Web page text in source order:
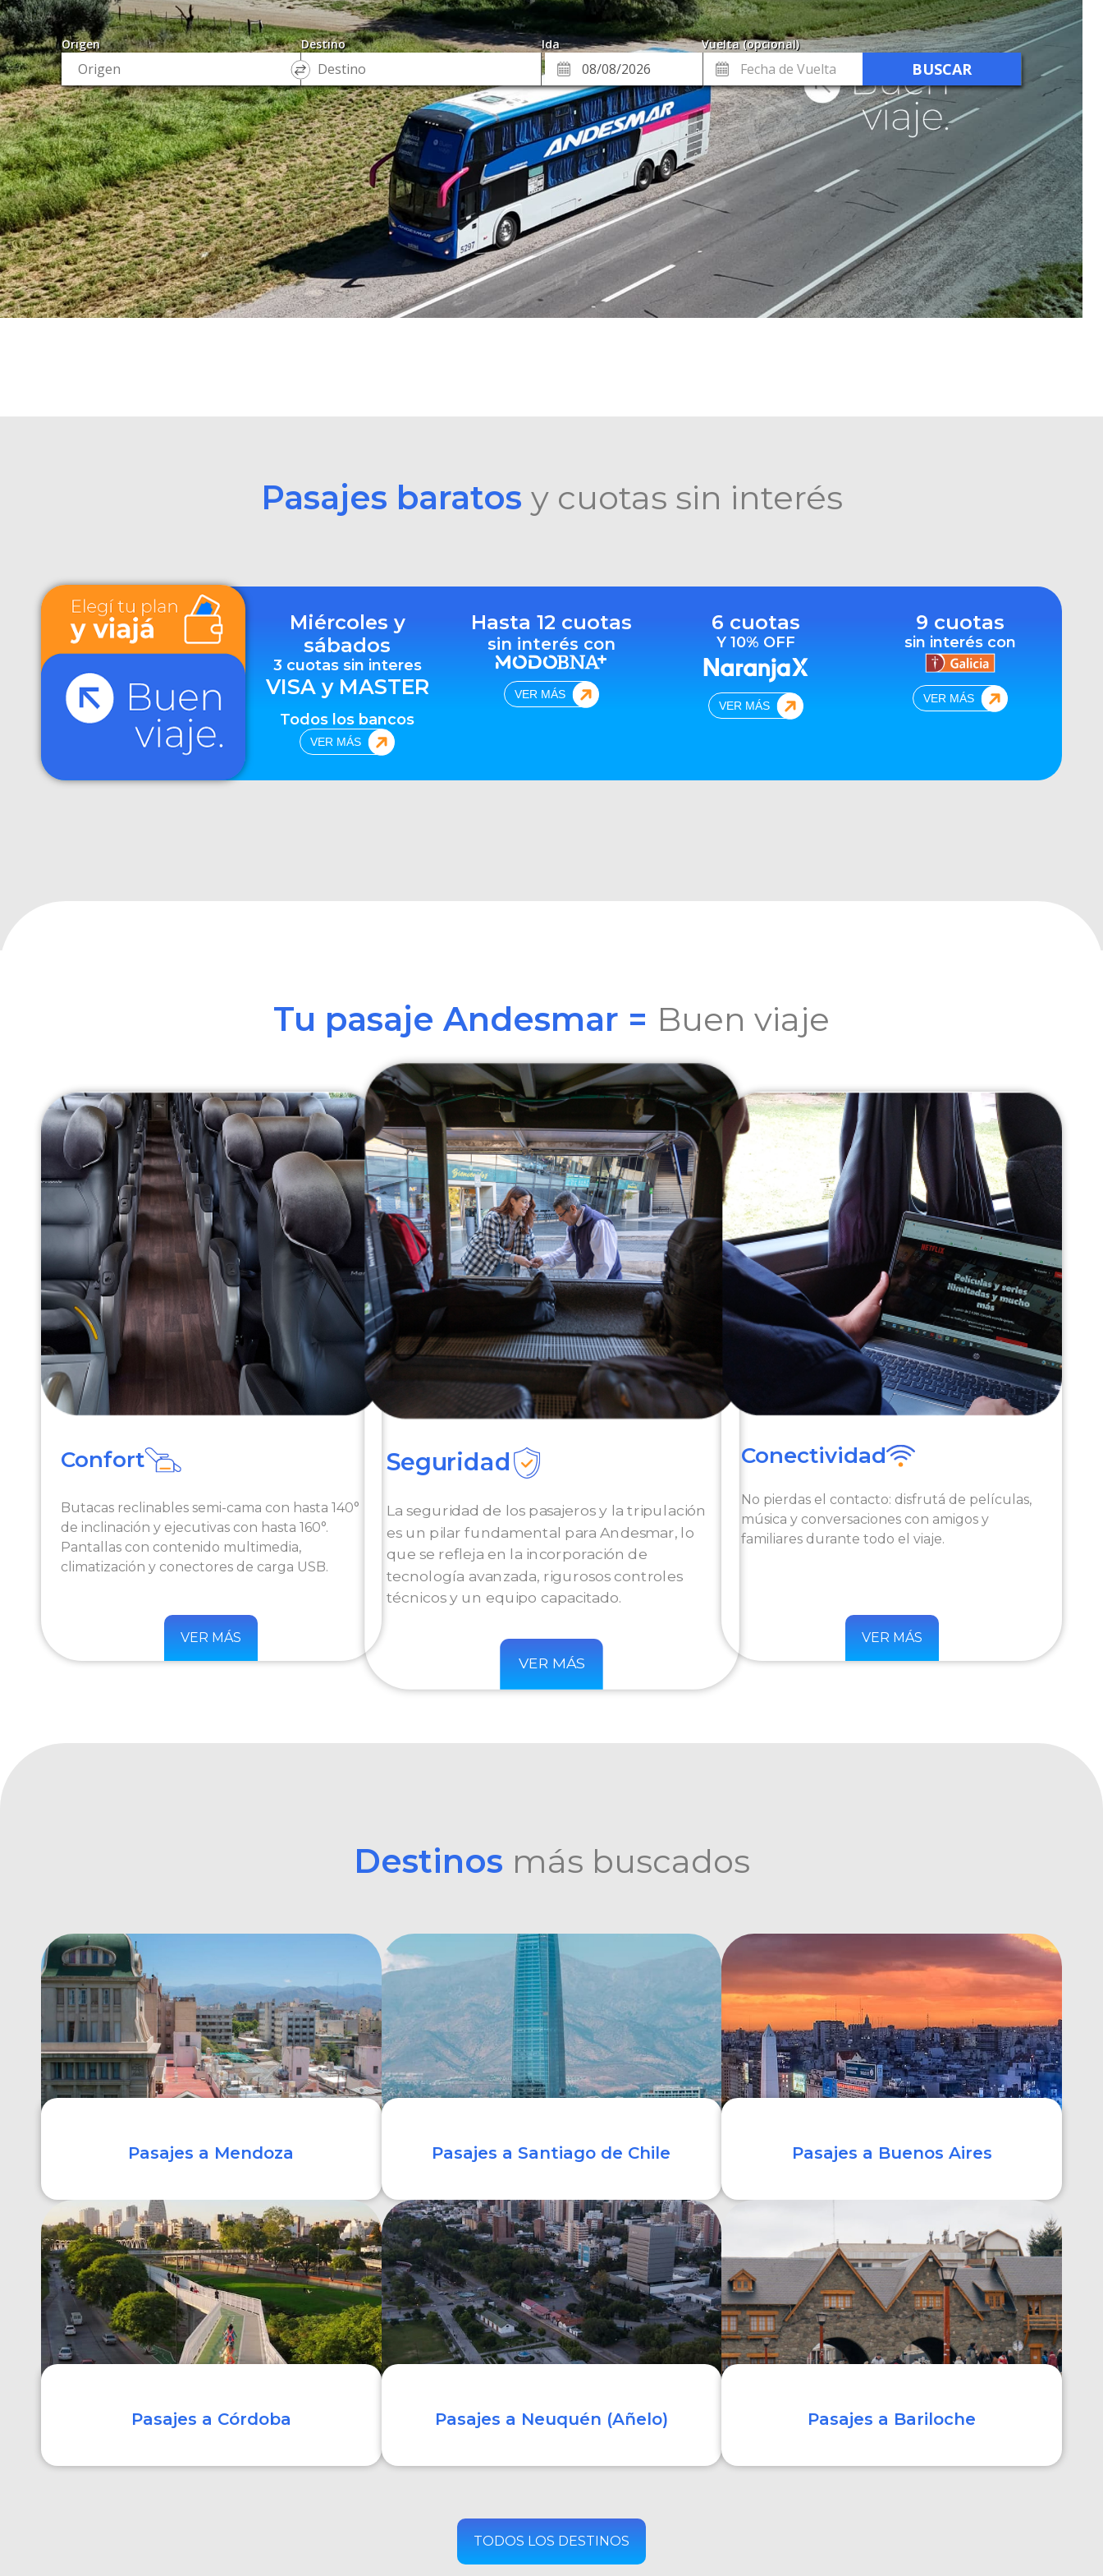
Pasajes baratos y cuotas sin interés
Miércoles y
sábados
3 cuotas sin interes
VISA y MASTER
Todos los bancos
VER MÁS
Hasta 12 cuotas
sin interés con
VER MÁS
6 cuotas
Y 10% OFF
VER MÁS
9 cuotas
sin interés con
VER MÁS
Tu pasaje Andesmar = Buen viaje
Confort
Butacas reclinables semi-cama con hasta 140°
de inclinación y ejecutivas con hasta 160°.
Pantallas con contenido multimedia,
climatización y conectores de carga USB.
VER MÁS
Seguridad
La seguridad de los pasajeros y la tripulación
es un pilar fundamental para Andesmar, lo
que se refleja en la incorporación de
tecnología avanzada, rigurosos controles
técnicos y un equipo capacitado.
VER MÁS
Conectividad
No pierdas el contacto: disfrutá de películas,
música y conversaciones con amigos y
familiares durante todo el viaje.
VER MÁS
Destinos más buscados
Pasajes a Mendoza
COMPRAR
Pasajes a Santiago de Chile
COMPRAR
Pasajes a Buenos Aires
Pasajes a Córdoba Pasajes a Neuquén (Añelo) Pasajes a Bariloche
TODOS LOS DESTINOS